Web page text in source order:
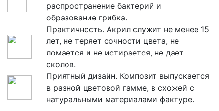
распространение бактерий и
образование грибка.
Практичность. Акрил служит не менее 15
лет, не теряет сочности цвета, не
ломается и не истирается, не дает
сколов.
Приятный дизайн. Композит выпускается
в разной цветовой гамме, в схожей с
натуральными материалами фактуре.